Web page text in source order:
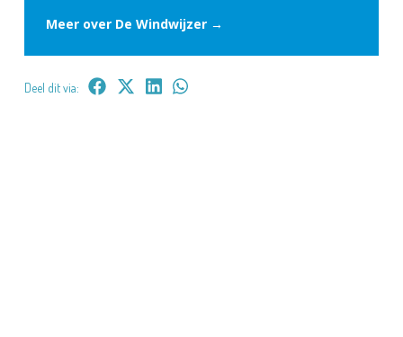
Meer over De Windwijzer →
Deel dit via: